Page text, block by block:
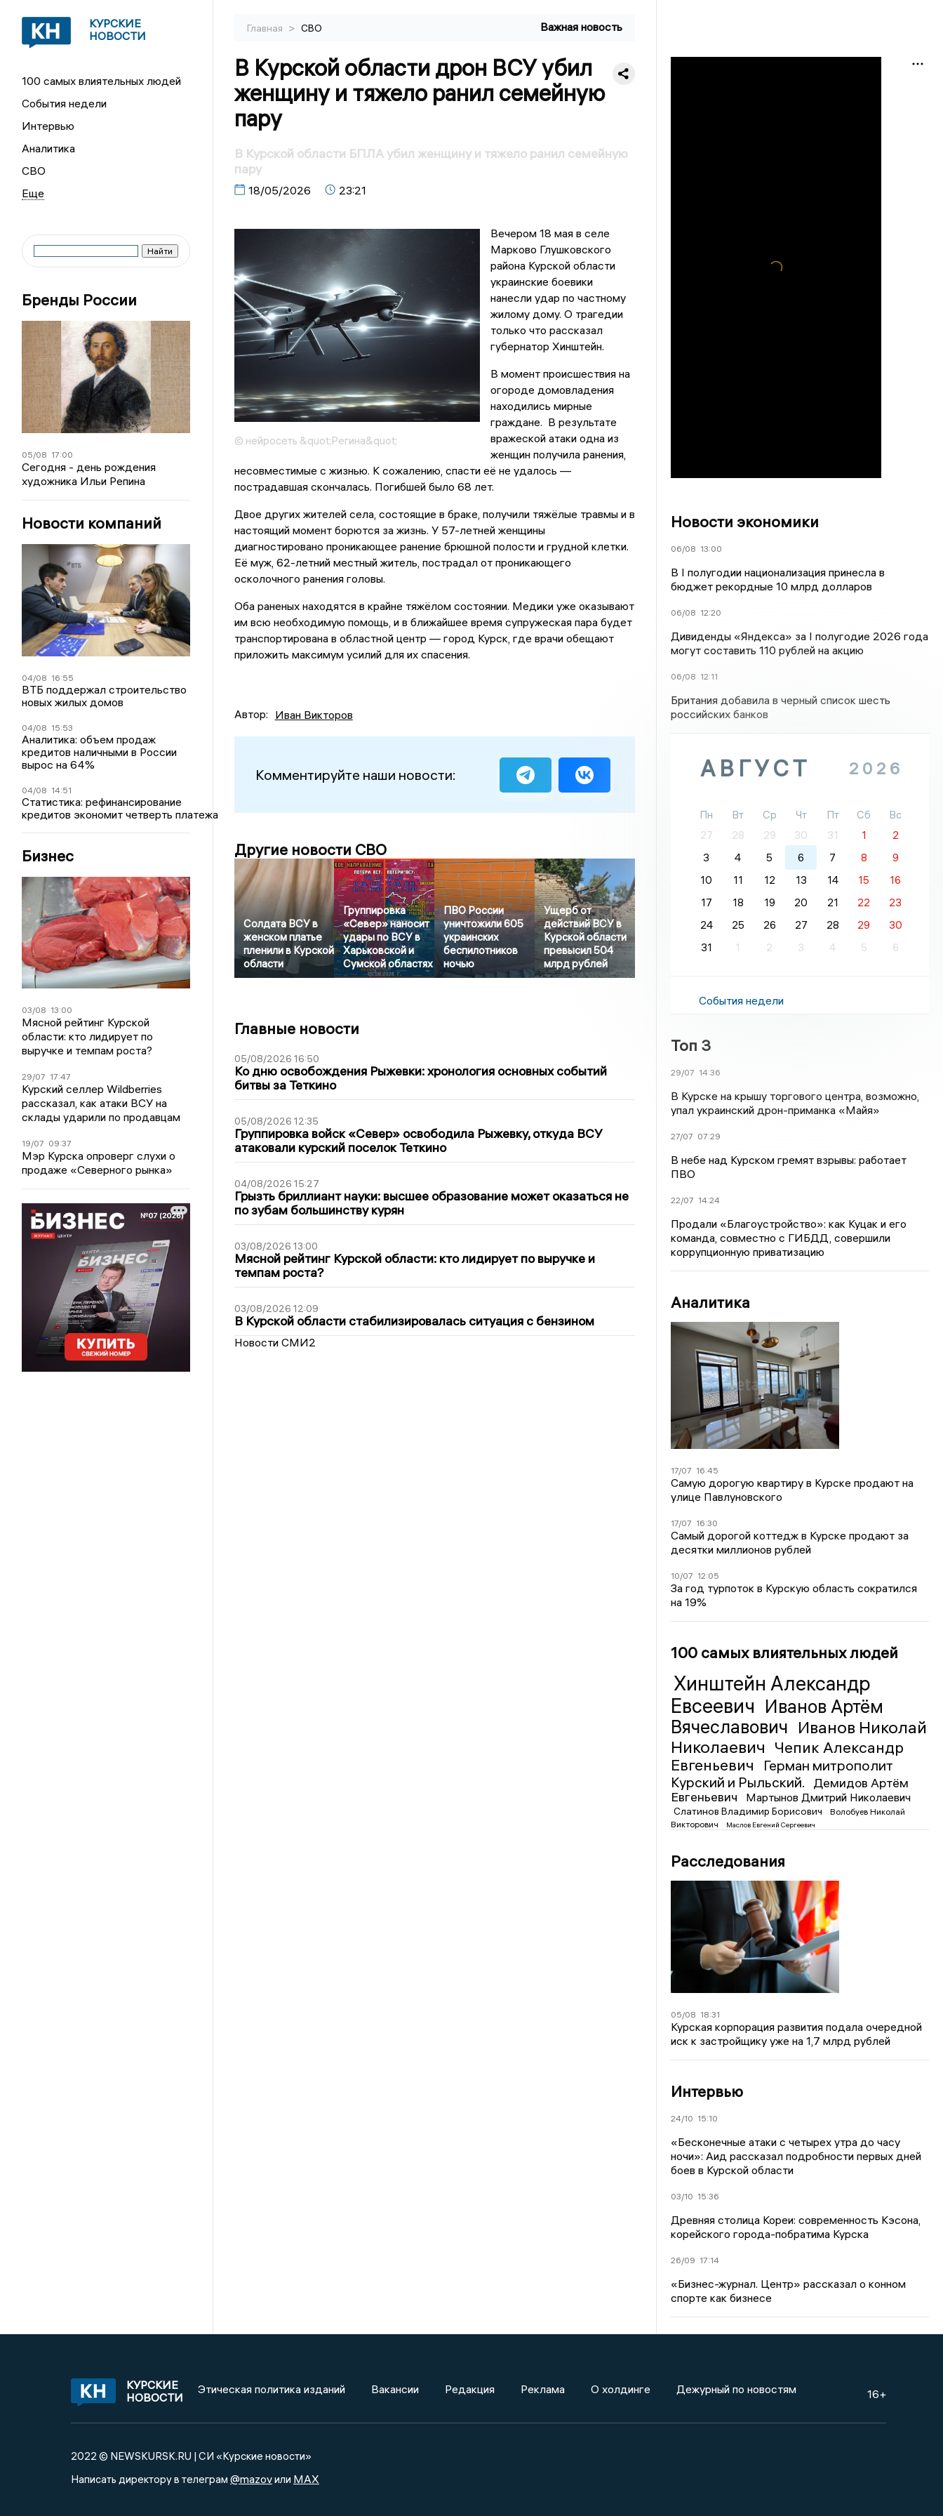
КУРСКИЕ
НОВОСТИ
100 самых влиятельных людей
События недели
Интервью
Аналитика
СВО
Бренды России
05/08 17:00
Сегодня - день рождения
художника Ильи Репина
Новости компаний
04/08 16:55
ВТБ поддержал строительство
новых жилых домов
04/08 15:53
Аналитика: объем продаж
кредитов наличными в России
вырос на 64%
04/08 14:51
Статистика: рефинансирование
кредитов экономит четверть платежа
Бизнес
03/08 13:00
Мясной рейтинг Курской
области: кто лидирует по
выручке и темпам роста?
29/07 17:47
Курский селлер Wildberries
рассказал, как атаки ВСУ на
склады ударили по продавцам
19/07 09:37
Мэр Курска опроверг слухи о
продаже «Северного рынка»
Главная > СВО Важная новость
В Курской области дрон ВСУ убил
женщину и тяжело ранил семейную
пару
В Курской области БПЛА убил женщину и тяжело ранил семейную
пару
18/05/2026 23:21
© нейросеть &quot;Регина&quot;
Вечером 18 мая в селе
Марково Глушковского
района Курской области
украинские боевики
нанесли удар по частному
жилому дому. О трагедии
только что рассказал
губернатор Хинштейн.
В момент происшествия на
огороде домовладения
находились мирные
граждане. В результате
вражеской атаки одна из
женщин получила ранения,
несовместимые с жизнью. К сожалению, спасти её не удалось —
пострадавшая скончалась. Погибшей было 68 лет.
Двое других жителей села, состоящие в браке, получили тяжёлые травмы и в
настоящий момент борются за жизнь. У 57-летней женщины
диагностировано проникающее ранение брюшной полости и грудной клетки.
Её муж, 62-летний местный житель, пострадал от проникающего
осколочного ранения головы.
Оба раненых находятся в крайне тяжёлом состоянии. Медики уже оказывают
им всю необходимую помощь, и в ближайшее время супружеская пара будет
транспортирована в областной центр — город Курск, где врачи обещают
приложить максимум усилий для их спасения.
Автор: Иван Викторов
Комментируйте наши новости:
Другие новости СВО
Солдата ВСУ в
женском платье
пленили в Курской
области
Группировка
«Север» наносит
удары по ВСУ в
Харьковской и
Сумской областях
ПВО России
уничтожили 605
украинских
беспилотников
ночью
Ущерб от
действий ВСУ в
Курской области
превысил 504
млрд рублей
Главные новости
05/08/2026 16:50
Ко дню освобождения Рыжевки: хронология основных событий
битвы за Теткино
05/08/2026 12:35
Группировка войск «Север» освободила Рыжевку, откуда ВСУ
атаковали курский поселок Теткино
04/08/2026 15:27
Грызть бриллиант науки: высшее образование может оказаться не
по зубам большинству курян
03/08/2026 13:00
Мясной рейтинг Курской области: кто лидирует по выручке и
темпам роста?
03/08/2026 12:09
В Курской области стабилизировалась ситуация с бензином
Новости СМИ2
Новости экономики
06/08 13:00
В I полугодии национализация принесла в
бюджет рекордные 10 млрд долларов
06/08 12:20
Дивиденды «Яндекса» за I полугодие 2026 года
могут составить 110 рублей на акцию
06/08 12:11
Британия добавила в черный список шесть
российских банков
АВГУСТ 2026
Пн Вт Ср Чт Пт Сб
Вс
27
28 29 30 31 1
2
3
4 5 6 7 8
9
10
11 12 13 14 15
16
17
18 19 20 21 22
23
24
25 26 27 28 29
30
31
1 2 3 4 5 6
События недели
Топ 3
29/07 14:36
В Курске на крышу торгового центра, возможно,
упал украинский дрон-приманка «Майя»
27/07 07:29
В небе над Курском гремят взрывы: работает
ПВО
22/07 14:24
Продали «Благоустройство»: как Куцак и его
команда, совместно с ГИБДД, совершили
коррупционную приватизацию
Аналитика
17/07 16:45
Самую дорогую квартиру в Курске продают на
улице Павлуновского
17/07 16:30
Самый дорогой коттедж в Курске продают за
десятки миллионов рублей
10/07 12:05
За год турпоток в Курскую область сократился
на 19%
100 самых влиятельных людей
Хинштейн Александр
Евсеевич Иванов Артём
Вячеславович Иванов Николай
Николаевич Чепик Александр
Евгеньевич
Герман митрополит
Курский и Рыльский.
Демидов Артём
Евгеньевич
Мартынов Дмитрий Николаевич
Слатинов Владимир Борисович
Волобуев Николай
Викторович
Маслов Евгений Сергеевич
Расследования
05/08 18:31
Курская корпорация развития подала очередной
иск к застройщику уже на 1,7 млрд рублей
Интервью
24/10 15:10
«Бесконечные атаки с четырех утра до часу
ночи»: Аид рассказал подробности первых дней
боев в Курской области
03/10 15:36
Древняя столица Кореи: современность Кэсона,
корейского города-побратима Курска
26/09 17:14
«Бизнес-журнал. Центр» рассказал о конном
спорте как бизнесе
КУРСКИЕ
НОВОСТИ
Этическая политика изданий Вакансии Редакция Реклама О холдинге Дежурный по новостям 16+
2022 © NEWSKURSK.RU | СИ «Курские новости»
Написать директору в телеграм @mazovили MAX